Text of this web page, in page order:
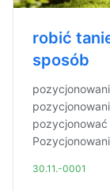
robić
sposób
30.11.-0001